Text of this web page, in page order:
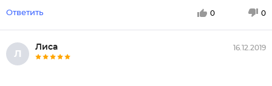
Ответить 0 0
Л
Лиса 16.12.2019